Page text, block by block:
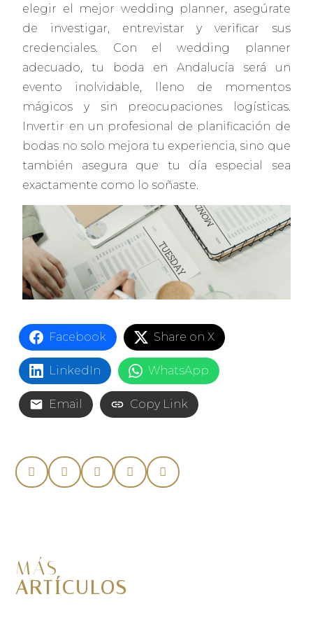
elegir el mejor wedding planner, asegúrate
de investigar, entrevistar y verificar sus
credenciales. Con el wedding planner
adecuado, tu boda en Andalucía será un
evento inolvidable, lleno de momentos
mágicos y sin preocupaciones logísticas.
Invertir en un profesional de planificación de
bodas no solo mejora tu experiencia, sino que
también asegura que tu día especial sea
exactamente como lo soñaste.
Facebook Share on X
LinkedIn WhatsApp
Email Copy Link
MÁS
ARTÍCULOS